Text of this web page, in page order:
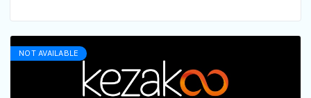
NOT AVAILABLE